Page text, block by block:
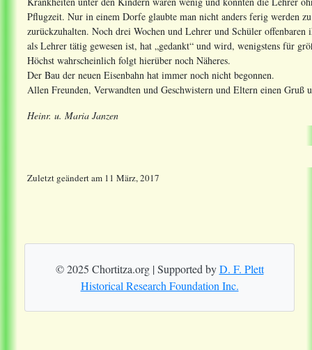
Pflugzeit. Nur in einem Dorfe glaubte man nicht anders ferig werden
zurückzuhalten. Noch drei Wochen und Lehrer und Schüler
als Lehrer tätig gewesen ist, hat „gedankt“ und wird, wenigstens für
Höchst wahrscheinlich folgt hierüber noch Näheres.
Der Bau der neuen Eisenbahn hat immer noch nicht begonnen.
Allen Freunden, Verwandten und Geschwistern und Eltern einen Gruß
Heinr. u. Maria Janzen
Zuletzt geändertam 11 März, 2017
© 2025 Chortitza.org | Supported byD. F. Plett
Historical Research Foundation Inc.